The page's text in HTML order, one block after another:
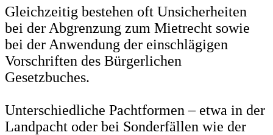
Gleichzeitig bestehen oft Unsicherheiten
bei der Abgrenzung zum Mietrecht sowie
bei der Anwendung der einschlägigen
Vorschriften des Bürgerlichen
Gesetzbuches.
Unterschiedliche Pachtformen – etwa in der
Landpacht oder bei Sonderfällen wie der